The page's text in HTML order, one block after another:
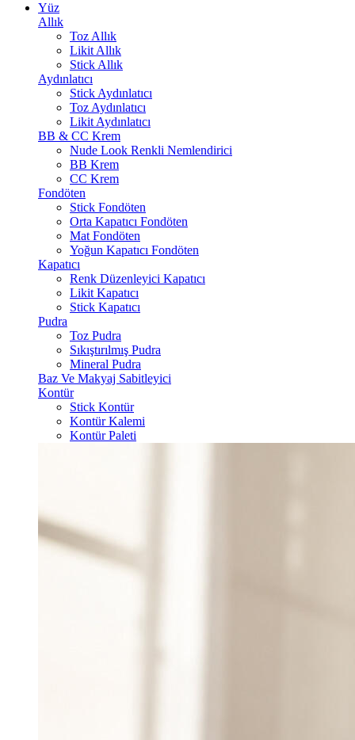
Yüz
Allık
Toz Allık
Likit Allık
Stick Allık
Aydınlatıcı
Stick Aydınlatıcı
Toz Aydınlatıcı
Likit Aydınlatıcı
BB & CC Krem
Nude Look Renkli Nemlendirici
BB Krem
CC Krem
Fondöten
Stick Fondöten
Orta Kapatıcı Fondöten
Mat Fondöten
Yoğun Kapatıcı Fondöten
Kapatıcı
Renk Düzenleyici Kapatıcı
Likit Kapatıcı
Stick Kapatıcı
Pudra
Toz Pudra
Sıkıştırılmış Pudra
Mineral Pudra
Baz Ve Makyaj Sabitleyici
Kontür
Stick Kontür
Kontür Kalemi
Kontür Paleti